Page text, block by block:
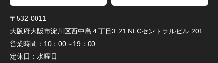
〒532-0011
大阪府大阪市淀川区西中島４丁目3-21 NLCセントラルビル 201
営業時間： 10：00～19：00
定休日： 水曜日